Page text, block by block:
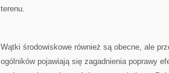
terenu.
Wątki środowiskowe również są obecne, ale
ogólników pojawiają się zagadnienia poprawy